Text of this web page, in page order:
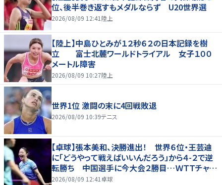
位、後半巻き返すもメダルならず U20世界選
2026/08/09 12:41 陸上
【陸上】中島ひとみが１２秒６２の日本記録を樹
立 富士北麓ワールドトライアル 女子１００
メートル障害
2026/08/09 10:27陸上
世界1位 激闘の末に4回戦敗退
2026/08/09 10:39テニス
【卓球】張本美和、決勝進出！ 世界６位・王芸迪
に「どうやって戦えばいいんだろう」から４-２で逆
転勝ち 中国選手に今大会２勝目…ＷＴＴチャン
ピオンズ横浜
2026/08/09 12:41 卓球